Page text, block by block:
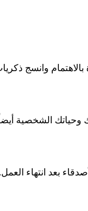
وانسج
وحياتك الشخصية
بعد انتهاء العمل.